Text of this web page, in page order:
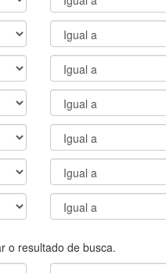
o resultado de busca.